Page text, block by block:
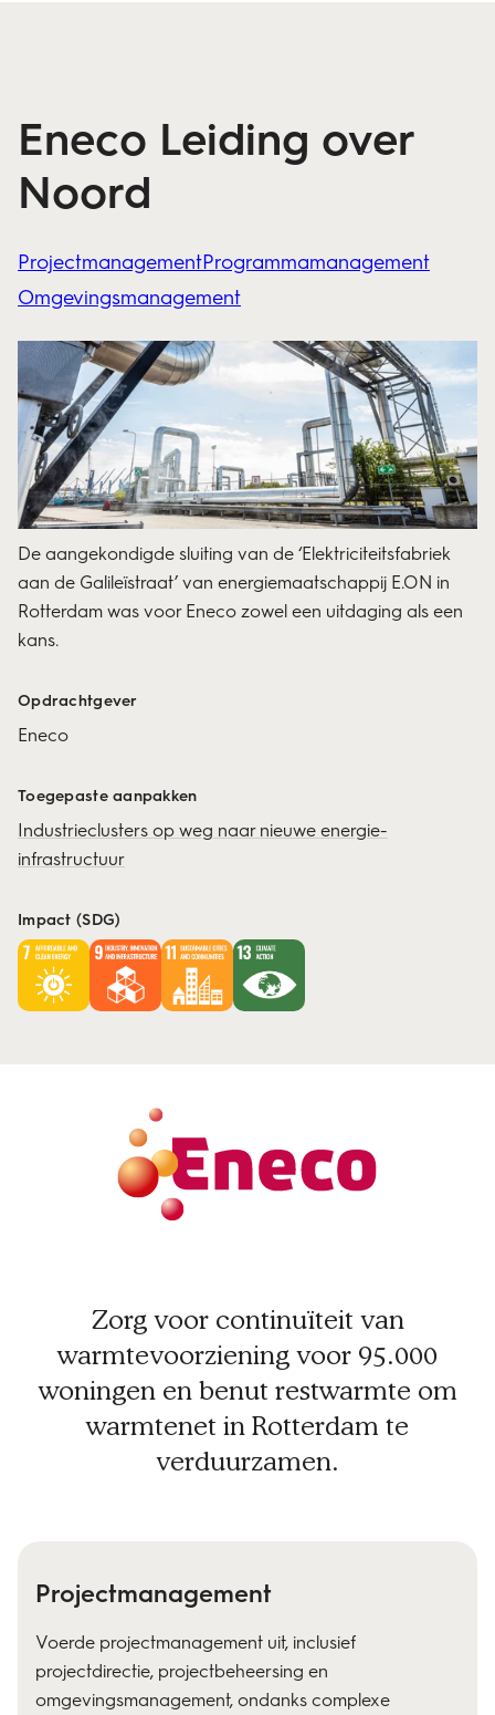
Eneco Leiding over
Noord
ProjectmanagementProgrammamanagement
Omgevingsmanagement
De aangekondigde sluiting van de ‘Elektriciteitsfabriek
aan de Galileïstraat’ van energiemaatschappij E.ON in
Rotterdam was voor Eneco zowel een uitdaging als een
kans.
Opdrachtgever
Eneco
Toegepaste aanpakken
Industrieclusters op weg naar nieuwe energie-
infrastructuur
Impact (SDG)
Zorg voor continuïteit van
warmtevoorziening voor 95.000
woningen en benut restwarmte om
warmtenet in Rotterdam te
verduurzamen.
Projectmanagement
Voerde projectmanagement uit, inclusief
projectdirectie, projectbeheersing en
omgevingsmanagement, ondanks complexe